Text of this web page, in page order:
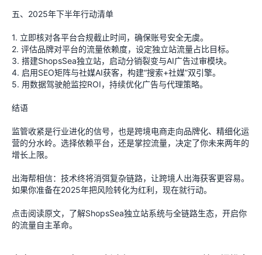
五、2025年下半年行动清单
1. 立即核对各平台合规截止时间，确保账号安全无虞。
2. 评估品牌对平台的流量依赖度，设定独立站流量占比目标。
3. 搭建ShopsSea独立站，启动分销裂变与AI广告过审模块。
4. 启用SEO矩阵与社媒AI获客，构建“搜索+社媒”双引擎。
5. 用数据驾驶舱监控ROI，持续优化广告与代理策略。
结语
监管收紧是行业进化的信号，也是跨境电商走向品牌化、精细化运
营的分水岭。选择依赖平台，还是掌控流量，决定了你未来两年的
增长上限。
出海帮相信：技术终将消弭复杂链路，让跨境人出海获客更容易。
如果你准备在2025年把风险转化为红利，现在就行动。
点击阅读原文，了解ShopsSea独立站系统与全链路生态，开启你
的流量自主革命。